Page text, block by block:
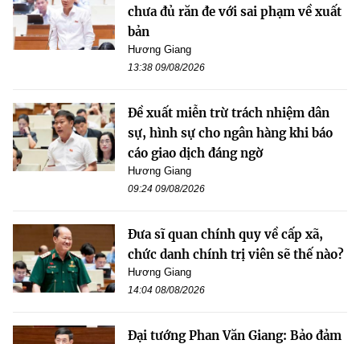
chưa đủ răn đe với sai phạm về xuất
bản
Hương Giang
13:38 09/08/2026
Đề xuất miễn trừ trách nhiệm dân
sự, hình sự cho ngân hàng khi báo
cáo giao dịch đáng ngờ
Hương Giang
09:24 09/08/2026
Đưa sĩ quan chính quy về cấp xã,
chức danh chính trị viên sẽ thế nào?
Hương Giang
14:04 08/08/2026
Đại tướng Phan Văn Giang: Bảo đảm